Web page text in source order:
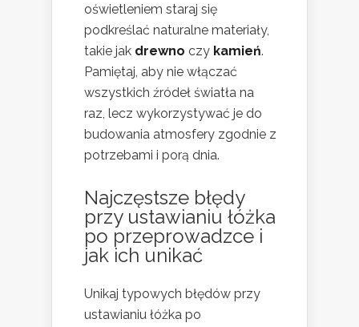
oświetleniem staraj się
podkreślać naturalne materiały,
takie jak drewno czy kamień.
Pamiętaj, aby nie włączać
wszystkich źródeł światła na
raz, lecz wykorzystywać je do
budowania atmosfery zgodnie z
potrzebami i porą dnia.
Najczęstsze błędy
przy ustawianiu łóżka
po przeprowadzce i
jak ich unikać
Unikaj typowych błędów przy
ustawianiu łóżka po